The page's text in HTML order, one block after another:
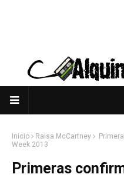
Inicio Raisa McCartney
Week 2013
Primeras